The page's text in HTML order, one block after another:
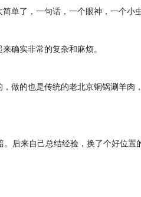
单了，一句话，一个眼神，一个小
确实非常的复杂和麻烦。
做的也是传统的老北京铜锅涮羊
后来自己总结经验，换了个好位